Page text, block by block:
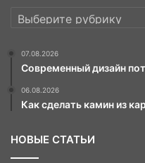
РУБРИКИ
07.08.2026
Современный дизайн
06.08.2026
Как сделать камин из
НОВЫЕ СТАТЬИ